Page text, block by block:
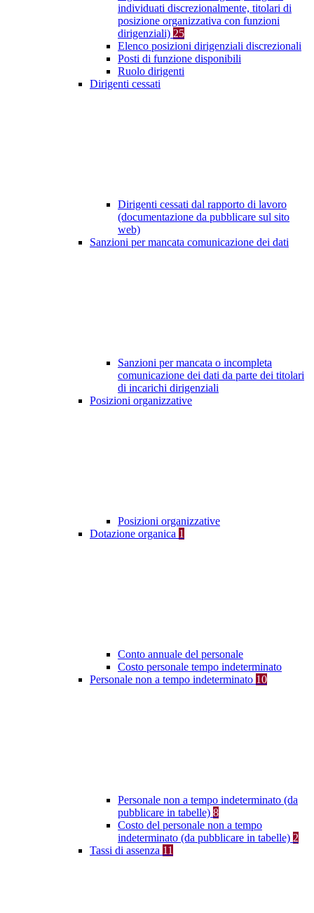
individuati discrezionalmente, titolari di
posizione organizzativa con funzioni
dirigenziali) 25
Elenco posizioni dirigenziali discrezionali
Posti di funzione disponibili
Ruolo dirigenti
Dirigenti cessati
Dirigenti cessati dal rapporto di lavoro
(documentazione da pubblicare sul sito
web)
Sanzioni per mancata comunicazione dei dati
Sanzioni per mancata o incompleta
comunicazione dei dati da parte dei titolari
di incarichi dirigenziali
Posizioni organizzative
Posizioni organizzative
Dotazione organica 1
Conto annuale del personale
Costo personale tempo indeterminato
Personale non a tempo indeterminato 10
Personale non a tempo indeterminato (da
pubblicare in tabelle) 8
Costo del personale non a tempo
indeterminato (da pubblicare in tabelle) 2
Tassi di assenza 11